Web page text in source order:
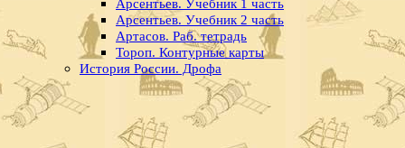
Арсентьев. Учебник 1 часть
Арсентьев. Учебник 2 часть
Артасов. Раб. тетрадь
Тороп. Контурные карты
История России. Дрофа